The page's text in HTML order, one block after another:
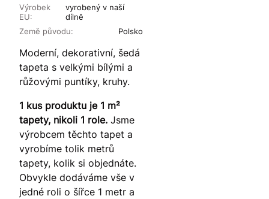
Výrobek
EU:
vyrobený v naší
dílně
Země původu: Polsko
Moderní, dekorativní, šedá
tapeta s velkými bílými a
růžovými puntíky, kruhy.
1 kus produktu je 1 m²
tapety, nikoli 1 role. Jsme
výrobcem těchto tapet a
vyrobíme tolik metrů
tapety, kolik si objednáte.
Obvykle dodáváme vše v
jedné roli o šířce 1 metr a